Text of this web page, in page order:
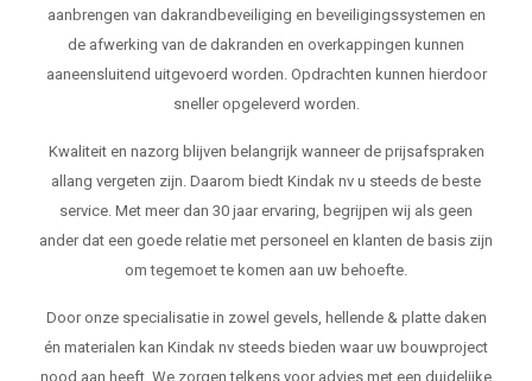
aanbrengen van dakrandbeveiliging en beveiligingssystemen en
de afwerking van de dakranden en overkappingen kunnen
aaneensluitend uitgevoerd worden. Opdrachten kunnen hierdoor
sneller opgeleverd worden.
Kwaliteit en nazorg blijven belangrijk wanneer de prijsafspraken
allang vergeten zijn. Daarom biedt Kindak nv u steeds de beste
service. Met meer dan 30 jaar ervaring, begrijpen wij als geen
ander dat een goede relatie met personeel en klanten de basis zijn
om tegemoet te komen aan uw behoefte.
Door onze specialisatie in zowel gevels, hellende & platte daken
én materialen kan Kindak nv steeds bieden waar uw bouwproject
nood aan heeft. We zorgen telkens voor advies met een duidelijke